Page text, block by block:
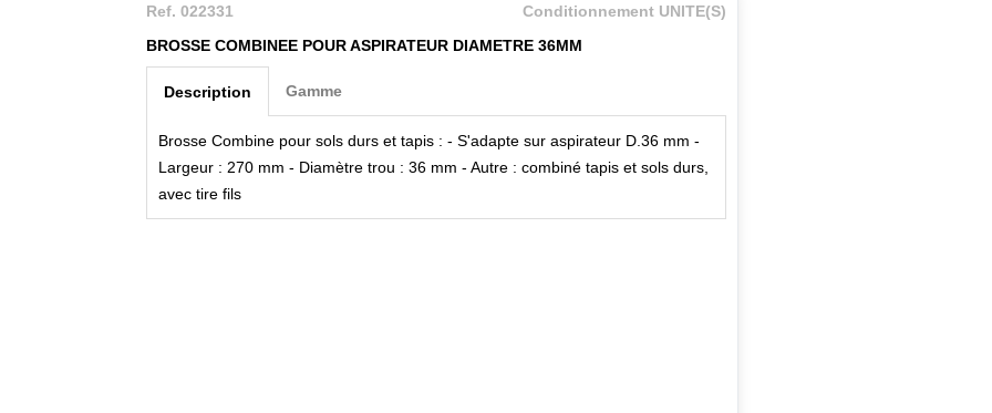
Ref. 022331
Conditionnement UNITE(S)
BROSSE COMBINEE POUR ASPIRATEUR DIAMETRE 36MM
Description
Brosse Combine pour sols durs et tapis : - S'adapte sur aspirateur D.36 mm -
Largeur : 270 mm - Diamètre trou : 36 mm - Autre : combiné tapis et sols durs,
avec tire fils
Gamme